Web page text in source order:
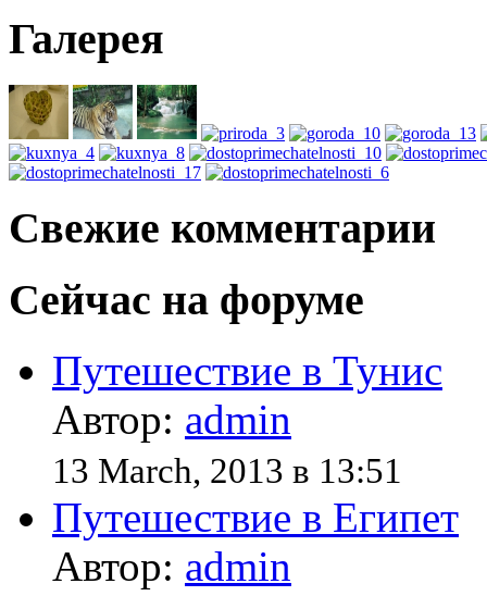
Галерея
Свежие комментарии
Сейчас на форуме
Путешествие в Тунис
Автор: admin
13 March, 2013 в 13:51
Путешествие в Египет
Автор: admin